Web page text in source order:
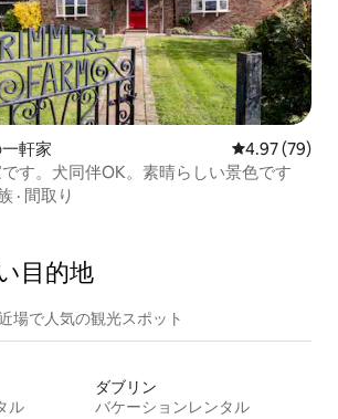
軒家 レビュー79
4.97 (79)
す。犬同伴OK。素晴らしい景色です
· 間取り
目⁠的⁠地
場で人気の観光スポット
ル
ダブリン
バケーションレンタル